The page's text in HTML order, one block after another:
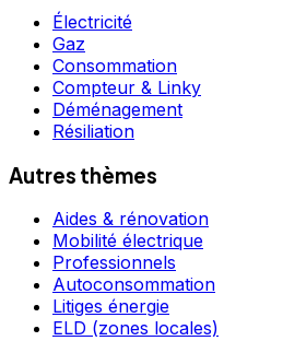
Électricité
Gaz
Consommation
Compteur & Linky
Déménagement
Résiliation
Autres thèmes
Aides & rénovation
Mobilité électrique
Professionnels
Autoconsommation
Litiges énergie
ELD (zones locales)